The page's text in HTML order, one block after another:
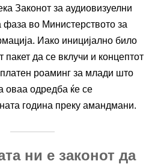
Законот за аудиовизуелни
фаза во Министерството за
Иако иницијално било
пакет да се вклучи и концептот
роаминг за млади што
оваа одредба ќе се
година преку амандмани.
ни е законот да